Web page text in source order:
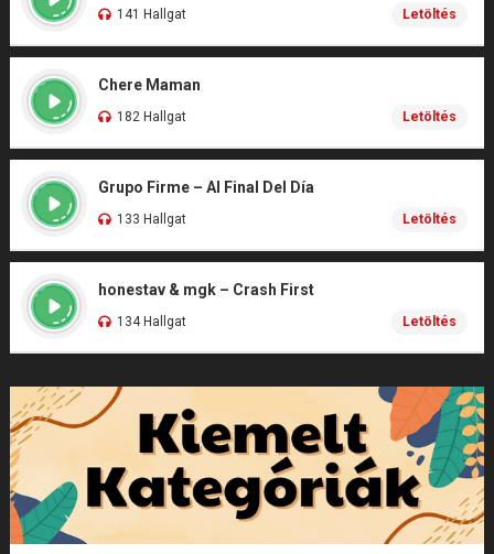
141 Hallgat Letöltés
Chere Maman
182 Hallgat Letöltés
Grupo Firme – Al Final Del Día
133 Hallgat Letöltés
honestav & mgk – Crash First
134 Hallgat Letöltés